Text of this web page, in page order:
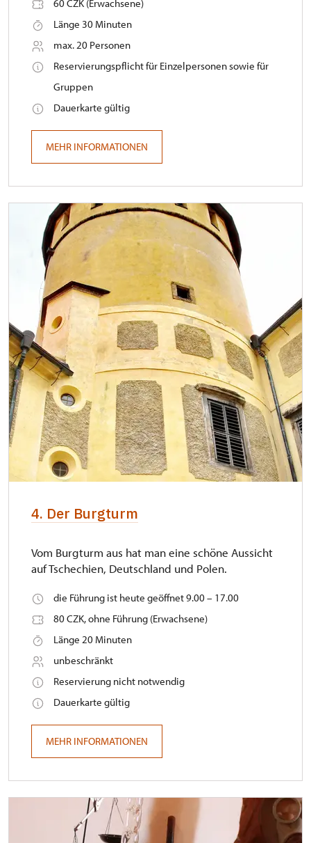
60 CZK (Erwachsene)
Länge 30 Minuten
max. 20 Personen
Reservierungspflicht für Einzelpersonen sowie für
Gruppen
Dauerkarte gültig
MEHR INFORMATIONEN
4. Der Burgturm
Vom Burgturm aus hat man eine schöne Aussicht
auf Tschechien, Deutschland und Polen.
die Führung ist heute geöffnet 9.00 – 17.00
80 CZK, ohne Führung (Erwachsene)
Länge 20 Minuten
unbeschränkt
Reservierung nicht notwendig
Dauerkarte gültig
MEHR INFORMATIONEN